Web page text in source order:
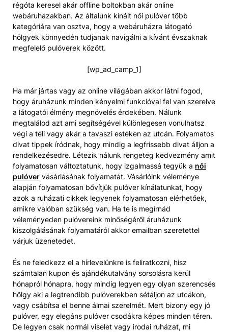
régóta keresel akár offline boltokban akár online
webáruházakban. Az általunk kínált női pulóver több
kategóriára van osztva, hogy a webáruházra látogató
hölgyek könnyedén tudjanak navigálni a kívánt évszaknak
megfelelő pulóverek között.
[wp_ad_camp_1]
Ha már jártas vagy az online világában akkor látni fogod,
hogy áruházunk minden kényelmi funkcióval fel van szerelve
a látogatói élmény megnövelés érdekében. Nálunk
megtalálod azt ami segítségével különlegesen vonulhatsz
végi a téli vagy akár a tavaszi estéken az utcán. Folyamatos
divat tippek íródnak, hogy mindig a legfrissebb divat álljon a
rendelkezésedre. Létezik nálunk rengeteg kedvezmény amit
folyamatosan változtatunk, hogy izgalmassá tegyük a női
pulóver vásárlásának folyamatát. Vásárlóink véleménye
alapján folyamatosan bővítjük pulóver kínálatunkat, hogy
azok a ruházati cikkek legyenek folyamatosan elérhetőek,
amikre valóban szükség van. Ha te is megírnád
véleményeden pulóvereink minőségéről áruházunk
kiszolgálásának folyamatáról akkor emailban szeretettel
várjuk üzenetedet.
És ne feledkezz el a hírlevelünkre is feliratkozni, hisz
számtalan kupon és ajándékutalvány sorsolásra kerül
hónapról hónapra, hogy mindig legyen egy olyan szerencsés
hölgy aki a legtrendibb pulóverekben sétáljon az utcákon,
vagy csábítsa el benne álmai szerelmét. Mert bizony egy jó
pulóver, egy elegáns pulóver csodákra képes minden téren.
De legyen csak normál viselet vagy irodai ruházat, mi